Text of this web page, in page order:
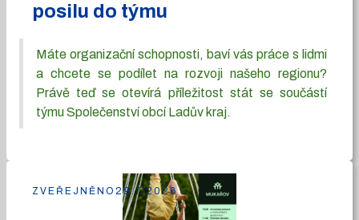
posilu do týmu
Máte organizační schopnosti, baví vás práce s lidmi
a chcete se podílet na rozvoji našeho regionu?
Právě teď se otevírá příležitost stát se součástí
týmu Společenství obcí Ladův kraj.
ZVEŘEJNĚNO 29.7.2026